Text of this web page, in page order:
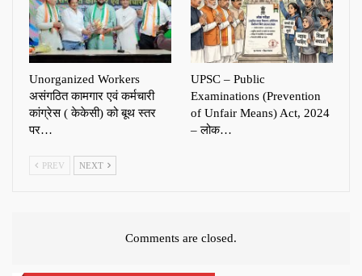
Unorganized Workers
असंगठित कामगार एवं कर्मचारी
कांग्रेस ( केकेसी) को बूथ स्तर
पर…
UPSC – Public
Examinations (Prevention
of Unfair Means) Act, 2024
– लोक…
PREV NEXT
Comments are closed.